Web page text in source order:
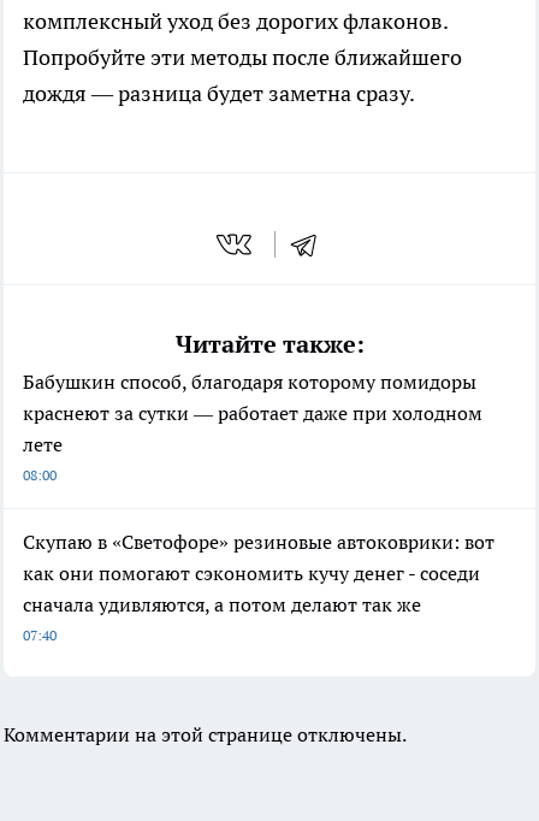
комплексный уход без дорогих флаконов.
Попробуйте эти методы после ближайшего
дождя — разница будет заметна сразу.
Читайте также:
Бабушкин способ, благодаря которому помидоры
краснеют за сутки — работает даже при холодном
лете
08:00
Скупаю в «Светофоре» резиновые автоковрики: вот
как они помогают сэкономить кучу денег - соседи
сначала удивляются, а потом делают так же
07:40
Комментарии на этой странице отключены.